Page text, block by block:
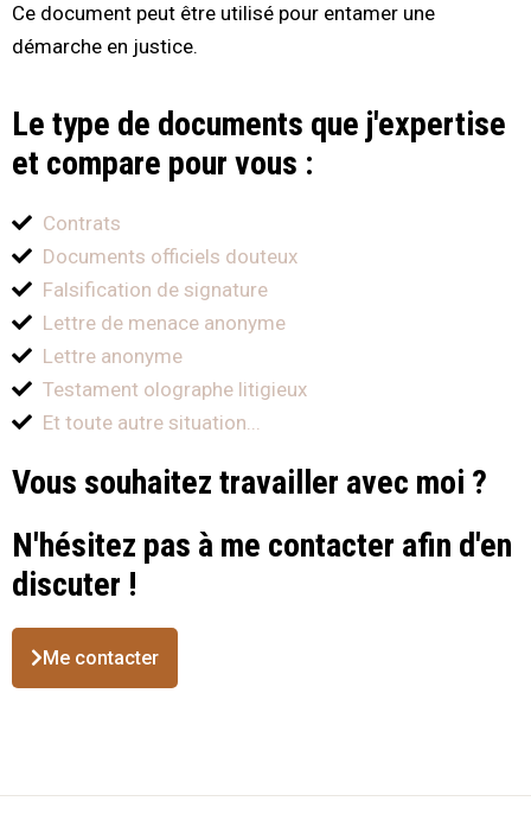
Ce document peut être utilisé pour entamer une
démarche en justice.
Le type de documents que j'expertise
et compare pour vous :
Contrats
Documents officiels douteux
Falsification de signature
Lettre de menace anonyme
Lettre anonyme
Testament olographe litigieux
Et toute autre situation...
Vous souhaitez travailler avec moi ?
N'hésitez pas à me contacter afin d'en
discuter !
Me contacter